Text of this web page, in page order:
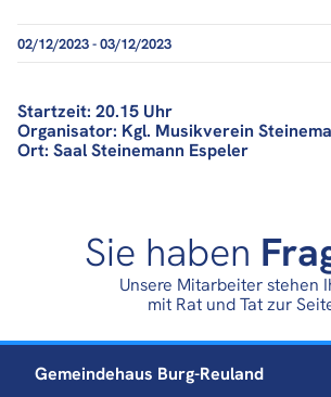
02/12/2023 - 03/12/2023
Startzeit: 20.15 Uhr
Organisator: Kgl. Musikverein
Ort: Saal Steinemann Espeler
Sie haben
Unsere Mitarbeiter stehen
mit Rat und Tat zur
Gemeindehaus Burg-Reuland